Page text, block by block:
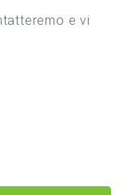
e vi